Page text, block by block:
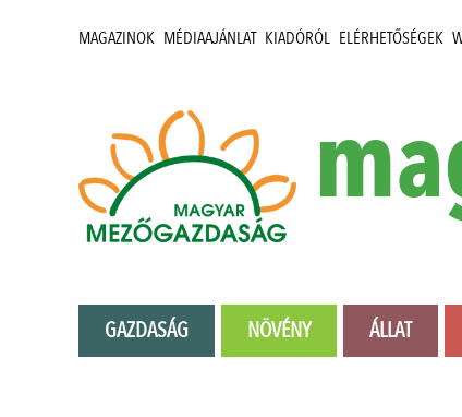
MAGAZINOK MÉDIAAJÁNLAT KIADÓRÓL ELÉRHETŐSÉGEK
GAZDASÁG NÖVÉNY ÁLLAT